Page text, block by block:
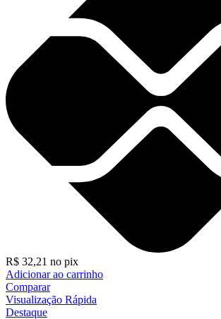
R$ 32,21 no pix
Adicionar ao carrinho
Comparar
Visualização Rápida
Destaque